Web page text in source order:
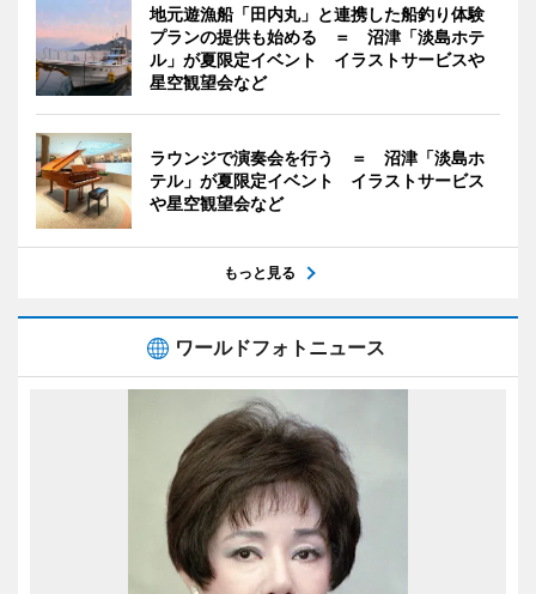
地元遊漁船「田内丸」と連携した船釣り体験
プランの提供も始める ＝ 沼津「淡島ホテ
ル」が夏限定イベント イラストサービスや
星空観望会など
ラウンジで演奏会を行う ＝ 沼津「淡島ホ
テル」が夏限定イベント イラストサービス
や星空観望会など
もっと見る
ワールドフォトニュース